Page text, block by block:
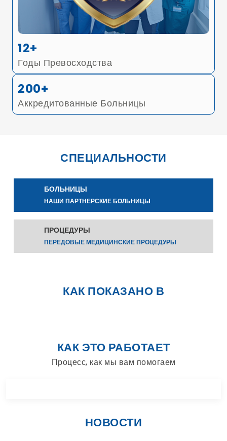
12+
Годы Превосходства
200+
Аккредитованные Больницы
СПЕЦИАЛЬНОСТИ
БОЛЬНИЦЫ
НАШИ ПАРТНЕРСКИЕ БОЛЬНИЦЫ
ПРОЦЕДУРЫ
ПЕРЕДОВЫЕ МЕДИЦИНСКИЕ ПРОЦЕДУРЫ
КАК ПОКАЗАНО В
КАК ЭТО РАБОТАЕТ
Процесс, как мы вам помогаем
НОВОСТИ